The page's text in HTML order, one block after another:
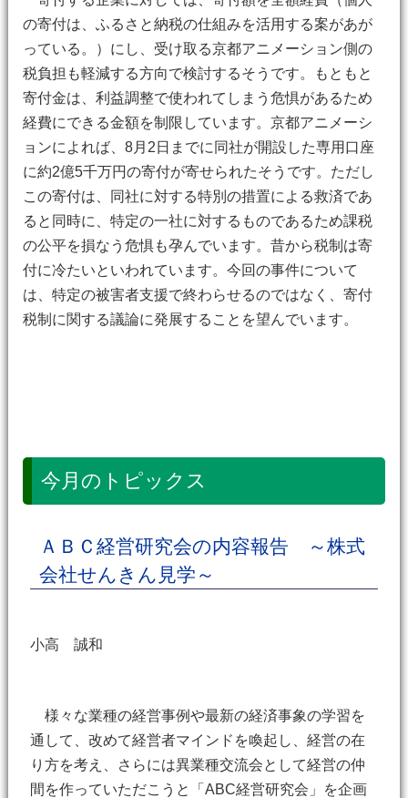
の寄付は、ふるさと納税の仕組みを活用する案があが
っている。）にし、受け取る京都アニメーション側の
税負担も軽減する方向で検討するそうです。もともと
寄付金は、利益調整で使われてしまう危惧があるため
経費にできる金額を制限しています。京都アニメーシ
ョンによれば、8月2日までに同社が開設した専用口座
に約2億5千万円の寄付が寄せられたそうです。ただし
この寄付は、同社に対する特別の措置による救済であ
ると同時に、特定の一社に対するものであるため課税
の公平を損なう危惧も孕んでいます。昔から税制は寄
付に冷たいといわれています。今回の事件について
は、特定の被害者支援で終わらせるのではなく、寄付
税制に関する議論に発展することを望んでいます。
今月のトピックス
ＡＢＣ経営研究会の内容報告 ～株式
会社せんきん見学～
小高 誠和
様々な業種の経営事例や最新の経済事象の学習を
通して、改めて経営者マインドを喚起し、経営の在
り方を考え、さらには異業種交流会として経営の仲
間を作っていただこうと「ABC経営研究会」を企画